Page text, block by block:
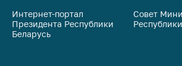
Новости
Интернет-портал
Президента Республики
Беларусь
Совет